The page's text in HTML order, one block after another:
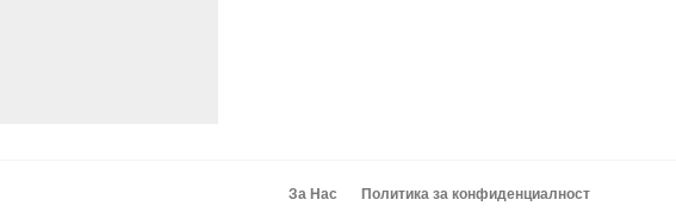
За Нас Политика за конфиденциалност